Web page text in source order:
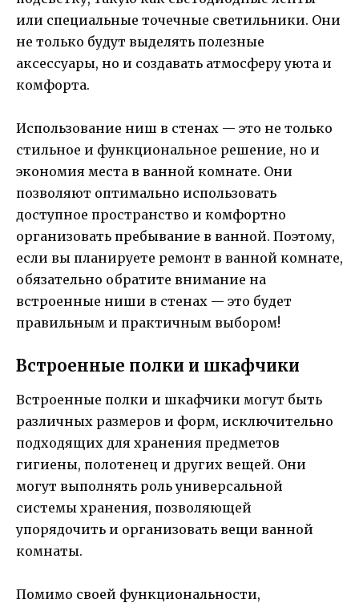
или специальные точечные светильники. Они
не только будут выделять полезные
аксессуары, но и создавать атмосферу уюта и
комфорта.
Использование ниш в стенах — это не только
стильное и функциональное решение, но и
экономия места в ванной комнате. Они
позволяют оптимально использовать
доступное пространство и комфортно
организовать пребывание в ванной. Поэтому,
если вы планируете ремонт в ванной комнате,
обязательно обратите внимание на
встроенные ниши в стенах — это будет
правильным и практичным выбором!
Встроенные полки и шкафчики
Встроенные полки и шкафчики могут быть
различных размеров и форм, исключительно
подходящих для хранения предметов
гигиены, полотенец и других вещей. Они
могут выполнять роль универсальной
системы хранения, позволяющей
упорядочить и организовать вещи ванной
комнаты.
Помимо своей функциональности,